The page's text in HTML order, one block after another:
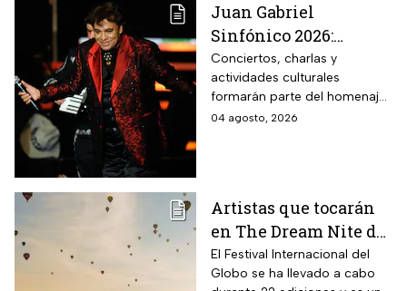
Juan Gabriel
Sinfónico 2026:
¿Cuándo y dónde será
el aniversario
luctuoso del Divo de
Juárez?
Conciertos, charlas y
actividades culturales
formarán parte del homenaje
que recordará el legado del
04 agosto, 2026
Artistas que tocarán
en The Dream Nite del
Festival
Internacional del
El Festival Internacional del
Globo se ha llevado a cabo